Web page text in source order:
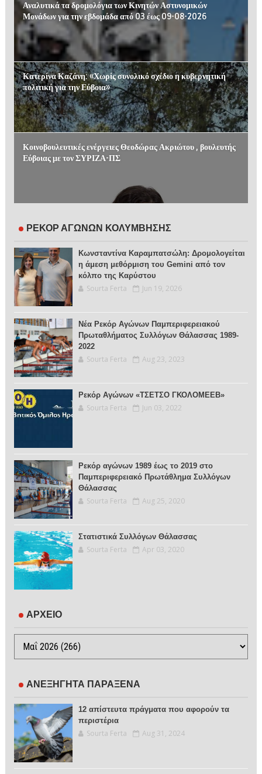
Αναλυτικά τα δρομολόγια των Κινητών Αστυνομικών
Μονάδων για την εβδομάδα από 03 έως 09-08-2026
Κατερίνα Καζάνη: «Χωρίς συνολικό σχέδιο η κυβερνητική
πολιτική για την Εύβοια»
Κοινοβουλευτικές ενέργειες Θεοδώρας Ακριώτου , βουλευτής
Εύβοιας με τον ΣΥΡΙΖΑ-ΠΣ
ΡΕΚΟΡ ΑΓΩΝΩΝ ΚΟΛΥΜΒΗΣΗΣ
Κωνσταντίνα Καραμπατσώλη: Δρομολογείται
η άμεση μεθόρμιση του Gemini από τον
κόλπο της Καρύστου
Sourta Ferta Jun 19, 2026
Νέα Ρεκόρ Αγώνων Παμπεριφερειακού
Πρωταθλήματος Συλλόγων Θάλασσας 1989-
2022
Sourta Ferta Aug 23, 2023
Ρεκόρ Αγώνων «ΤΣΕΤΣΟ ΓΚΟΛΟΜΕΕΒ»
Sourta Ferta Jun 03, 2022
Ρεκόρ αγώνων 1989 έως το 2019 στο
Παμπεριφερειακό Πρωτάθλημα Συλλόγων
Θάλασσας
Sourta Ferta Aug 25, 2020
Στατιστικά Συλλόγων Θάλασσας
Sourta Ferta Apr 03, 2020
ΑΡΧΕΙΟ
ΑΝΕΞΗΓΗΤΑ ΠΑΡΑΞΕΝΑ
12 απίστευτα πράγματα που αφορούν τα
περιστέρια
Sourta Ferta Aug 31, 2024